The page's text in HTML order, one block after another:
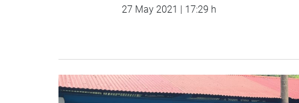
27 May 2021 | 17:29 h